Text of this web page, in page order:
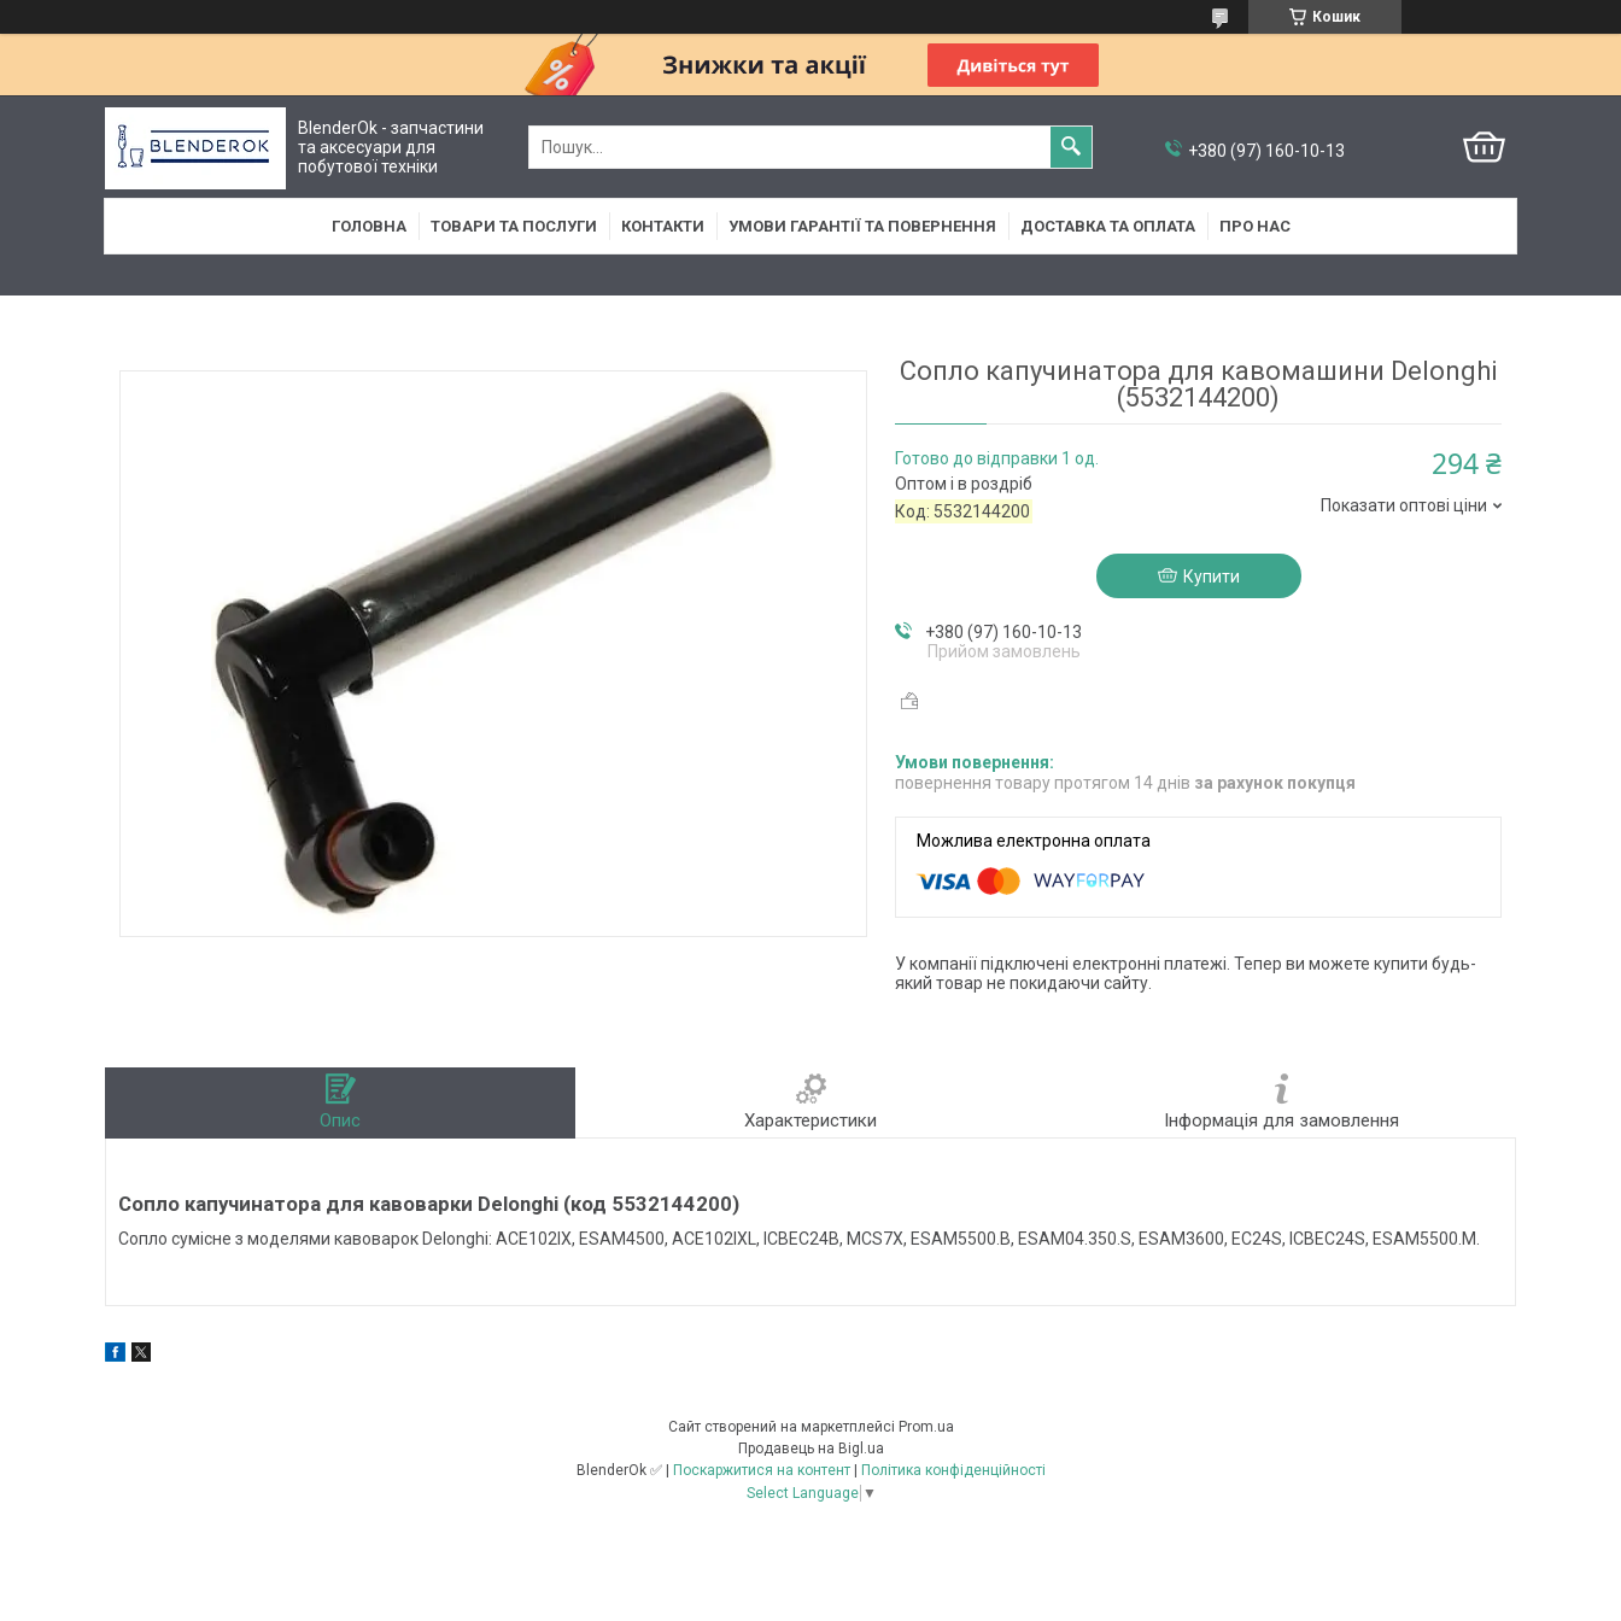
Кошик
BlenderOk - запчастини
та аксесуари для
побутової техніки
+380 (97) 160-10-13
ГОЛОВНА ТОВАРИ ТА ПОСЛУГИ КОНТАКТИ УМОВИ ГАРАНТІЇ ТА ПОВЕРНЕННЯ ДОСТАВКА ТА ОПЛАТА ПРО НАС
Сопло капучинатора для кавомашини Delonghi
(5532144200)
Готово до відправки 1 од.
Оптом і в роздріб
Код: 5532144200
294 ₴
Показати оптові ціни
Купити
+380 (97) 160-10-13
Прийом замовлень
повернення товару протягом 14 днів за рахунок покупця
У компанії підключені електронні платежі. Тепер ви можете купити будь-
який товар не покидаючи сайту.
Опис Характеристики Інформація для замовлення
Сопло капучинатора для кавоварки Delonghi (код 5532144200)
Сопло сумісне з моделями кавоварок Delonghi: ACE102IX, ESAM4500, ACE102IXL, ICBEC24B, MCS7X, ESAM5500.B, ESAM04.350.S, ESAM3600, EC24S, ICBEC24S, ESAM5500.M.
Сайт створений на маркетплейсі Prom.ua
Продавець на Bigl.ua
Поскаржитися на контент
Політика конфіденційності
Select Language ▼